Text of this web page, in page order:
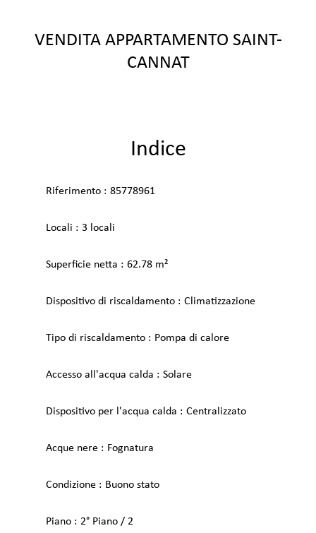
VENDITA APPARTAMENTO SAINT-
CANNAT
Indice
Riferimento 85778961
Locali 3 locali
Superficie netta 62.78 m²
Dispositivo di riscaldamento Climatizzazione
Tipo di riscaldamento Pompa di calore
Accesso all'acqua calda Solare
Dispositivo per l'acqua calda Centralizzato
Acque nere Fognatura
Condizione Buono stato
Piano 2° Piano / 2